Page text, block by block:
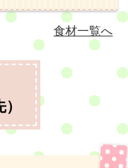
食材一覧へ